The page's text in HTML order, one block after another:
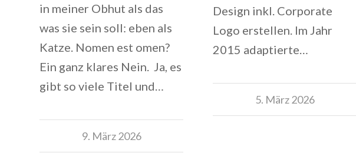
in meiner Obhut als das
was sie sein soll: eben als
Katze. Nomen est omen?
Ein ganz klares Nein. Ja, es
gibt so viele Titel und…
9. März 2026
Design inkl. Corporate
Logo erstellen. Im Jahr
2015 adaptierte…
5. März 2026